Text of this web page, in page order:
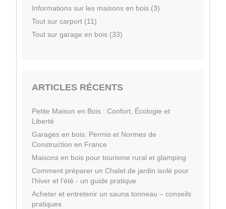
Informations sur les maisons en bois (3)
Tout sur carport (11)
Tout sur garage en bois (33)
ARTICLES RÉCENTS
Petite Maison en Bois : Confort, Écologie et
Liberté
Garages en bois: Permis et Normes de
Construction en France
Maisons en bois pour tourisme rural et glamping
Comment préparer un Chalet de jardin isolé pour
l’hiver et l’été - un guide pratique
Acheter et entretenir un sauna tonneau – conseils
pratiques